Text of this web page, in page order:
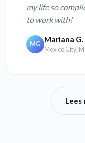
my life so
to work with!
MG Mariana G.
Mexico City,
Lees